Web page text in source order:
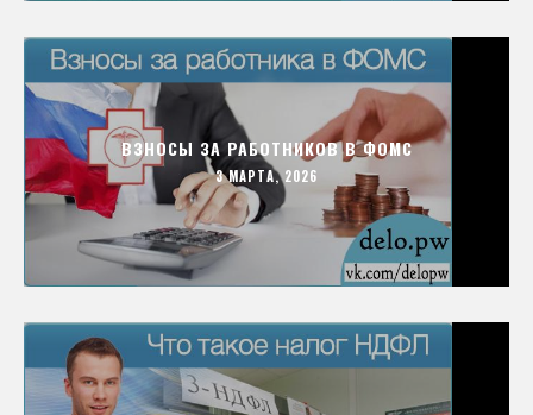
ВЗНОСЫ ЗА РАБОТНИКОВ В ФОМС
3 МАРТА, 2026